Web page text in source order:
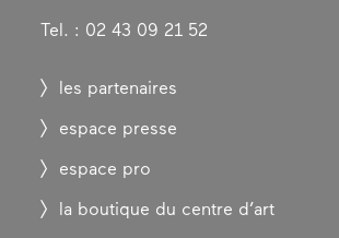
Tel. : 02 43 09 21 52
les partenaires
espace presse
espace pro
la boutique du centre d’art